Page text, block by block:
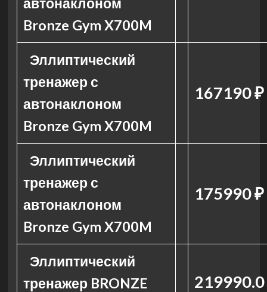
Bronze Gym X700M
Эллиптический
тренажер с
автонаклоном
Bronze Gym X700M
167190 ₽
Эллиптический
тренажер с
автонаклоном
Bronze Gym X700M
175990 ₽
Эллиптический
тренажер BRONZE
219990.0